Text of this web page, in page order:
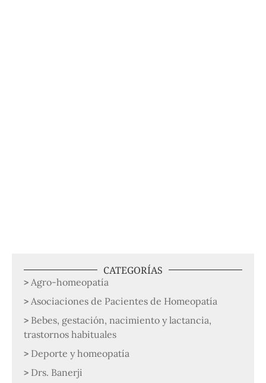
CATEGORÍAS
Agro-homeopatía
Asociaciones de Pacientes de Homeopatía
Bebes, gestación, nacimiento y lactancia,
trastornos habituales
Deporte y homeopatía
Drs. Banerji